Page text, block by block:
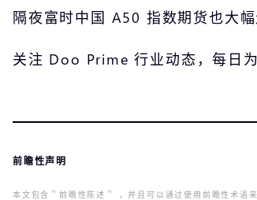
隔夜富时中国 A50 指数期货也大
关注 Doo Prime 行业动态，每日
前瞻性声明
本文包含＂前瞻性陈述＂ ，并且可以通过使用前瞻性术语